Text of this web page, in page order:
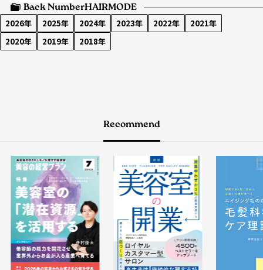
Back NumberHAIRMODE
2026年 2025年 2024年 2023年 2022年
2021年
2020年
2019年 2018年
Recommend